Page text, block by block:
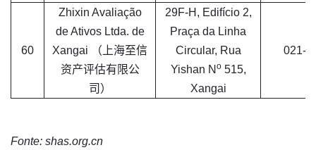
60
Zhixin Avaliação
de Ativos Ltda. de
Xangai （上海至信
资产评估有限公
司）
29F-H, Edifício 2,
Praça da Linha
Circular, Rua
Yishan N o515,
Xangai
021-
Fonte: shas.org.cn